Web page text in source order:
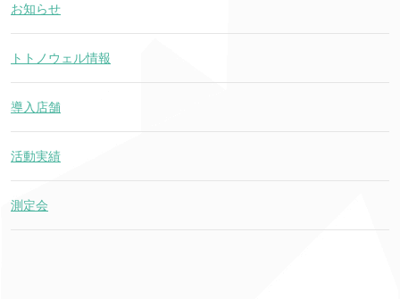
お知らせ
トトノウェル情報
導入店舗
活動実績
測定会